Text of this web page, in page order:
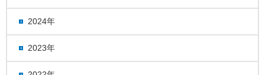
2024年
2023年